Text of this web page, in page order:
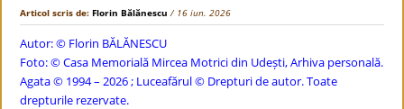
Articol scris de:Florin Bălănescu / 16 iun. 2026
Autor: © Florin BĂLĂNESCU
Foto: © Casa Memorială Mircea Motrici din Udești, Arhiva personală.
Agata © 1994 – 2026 ; Luceafărul © Drepturi de autor. Toate
drepturile rezervate.